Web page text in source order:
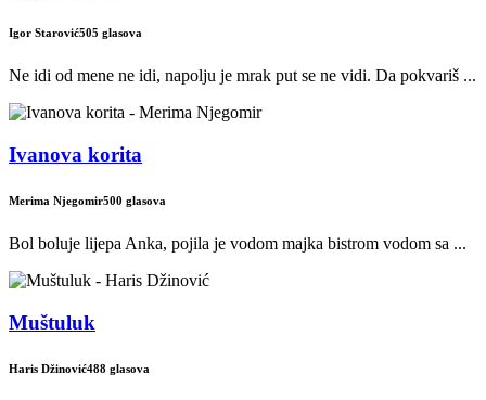
Igor Starović505 glasova
Ne idi od mene ne idi, napolju je mrak put se ne vidi. Da pokvariš ...
Ivanova korita
Merima Njegomir500 glasova
Bol boluje lijepa Anka, pojila je vodom majka bistrom vodom sa ...
Muštuluk
Haris Džinović488 glasova